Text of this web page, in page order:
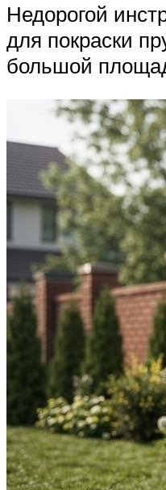
Недорогой
для покраски
большой